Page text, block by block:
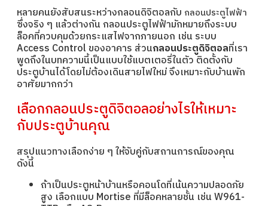
หลายคนยังสับสนระหว่างกลอนดิจิตอลกับ กลอนประตูไฟฟ้า
ซึ่งจริง ๆ แล้วต่างกัน กลอนประตูไฟฟ้ามักหมายถึงระบบ
ล็อคที่ควบคุมด้วยกระแสไฟจากภายนอก เช่น ระบบ
Access Control ของอาคาร ส่วนกลอนประตูดิจิตอลที่เรา
พูดถึงในบทความนี้เป็นแบบใช้แบตเตอรี่ในตัว ติดตั้งกับ
ประตูบ้านได้โดยไม่ต้องเดินสายไฟใหม่ จึงเหมาะกับบ้านพัก
อาศัยมากกว่า
เลือกกลอนประตูดิจิตอลอย่างไรให้เหมาะ
กับประตูบ้านคุณ
สรุปแนวทางเลือกง่าย ๆ ให้จับคู่กับสถานการณ์ของคุณ
ดังนี้
ถ้าเป็นประตูหน้าบ้านหรือคอนโดที่เน้นความปลอดภัย
สูง เลือกแบบ Mortise ที่มีล็อคหลายชั้น เช่น W961-